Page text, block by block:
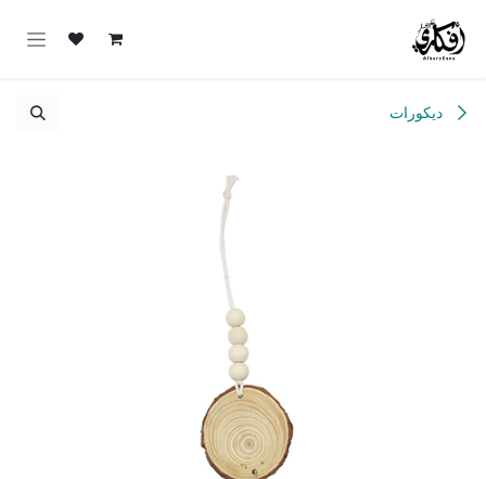
ديكورات